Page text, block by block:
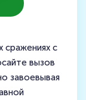
сражениях с
вызов
завоевывая